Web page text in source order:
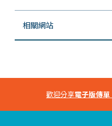
相關網站
歡迎分享電子版傳單